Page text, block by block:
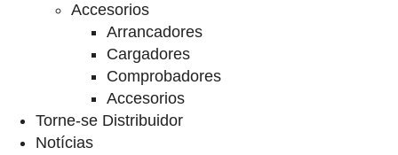
Accesorios
Arrancadores
Cargadores
Comprobadores
Accesorios
Torne-se Distribuidor
Notícias